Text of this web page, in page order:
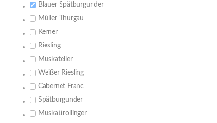
Blauer Spätburgunder
Müller Thurgau
Kerner
Riesling
Muskateller
Weißer Riesling
Cabernet Franc
Spätburgunder
Muskattrollinger